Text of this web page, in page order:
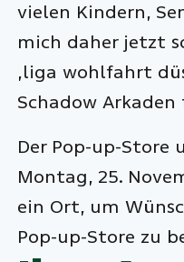
vielen Kindern,
mich daher jetzt
,liga wohlfahrt
Schadow
Der Pop-up-Store
Montag, 25.
ein Ort, um
Pop-up-Store zu